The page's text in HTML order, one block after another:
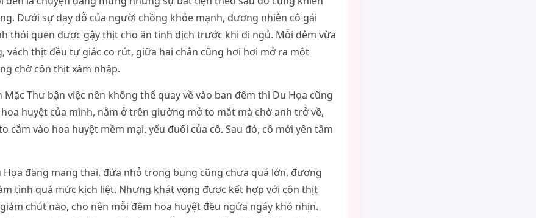
Dưới sự dạy dỗ của người chồng khỏe mạnh, đương nhiên cô gái
thói quen được gậy thịt cho ăn tinh dịch trước khi đi ngủ. Mỗi đêm vừa
vách thịt đều tự giác co rút, giữa hai chân cũng hơi hơi mở ra một
chờ côn thịt xâm nhập.
Thư bận việc nên không thể quay về vào ban đêm thì Du Họa cũng
huyệt của mình, nằm ở trên giường mở to mắt mà chờ anh trở về,
cắm vào hoa huyệt mềm mại, yếu đuối của cô. Sau đó, cô mới yên tâm
Họa đang mang thai, đứa nhỏ trong bụng cũng chưa quá lớn, đương
tình quá mức kịch liệt. Nhưng khát vọng được kết hợp với côn thịt
chút nào, cho nên mỗi đêm hoa huyệt đều ngứa ngáy khó nhịn.